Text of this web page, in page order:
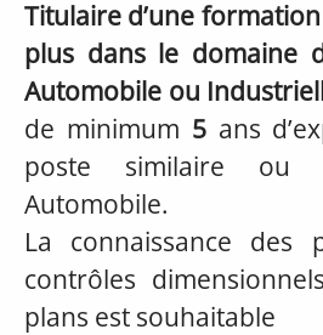
Titulaire d’une
plus dans le domaine
Automobile ou
de minimum 5 ans
poste similaire ou
Automobile.
La connaissance des
contrôles
plans est souhaitable